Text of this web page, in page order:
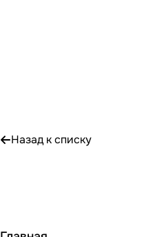
Назад к списку